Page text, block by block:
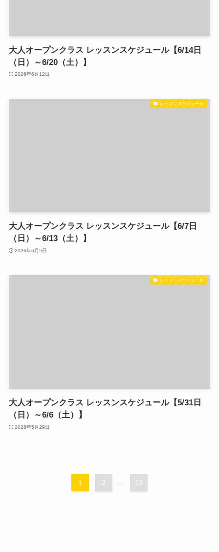
大人オープンクラス レッスンスケジュール【6/14日
（日）～6/20（土）】
2026年6月12日
レッスンスケジュール
大人オープンクラス レッスンスケジュール【6/7日
（日）～6/13（土）】
2026年6月5日
レッスンスケジュール
大人オープンクラス レッスンスケジュール【5/31日
（日）～6/6（土）】
2026年5月29日
1 2 ... 13